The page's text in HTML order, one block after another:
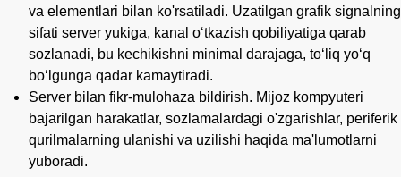
va elementlari bilan ko'rsatiladi. Uzatilgan grafik signalning
sifati server yukiga, kanal o‘tkazish qobiliyatiga qarab
sozlanadi, bu kechikishni minimal darajaga, to‘liq yo‘q
bo‘lgunga qadar kamaytiradi.
Server bilan fikr-mulohaza bildirish. Mijoz kompyuteri
bajarilgan harakatlar, sozlamalardagi o'zgarishlar, periferik
qurilmalarning ulanishi va uzilishi haqida ma'lumotlarni
yuboradi.